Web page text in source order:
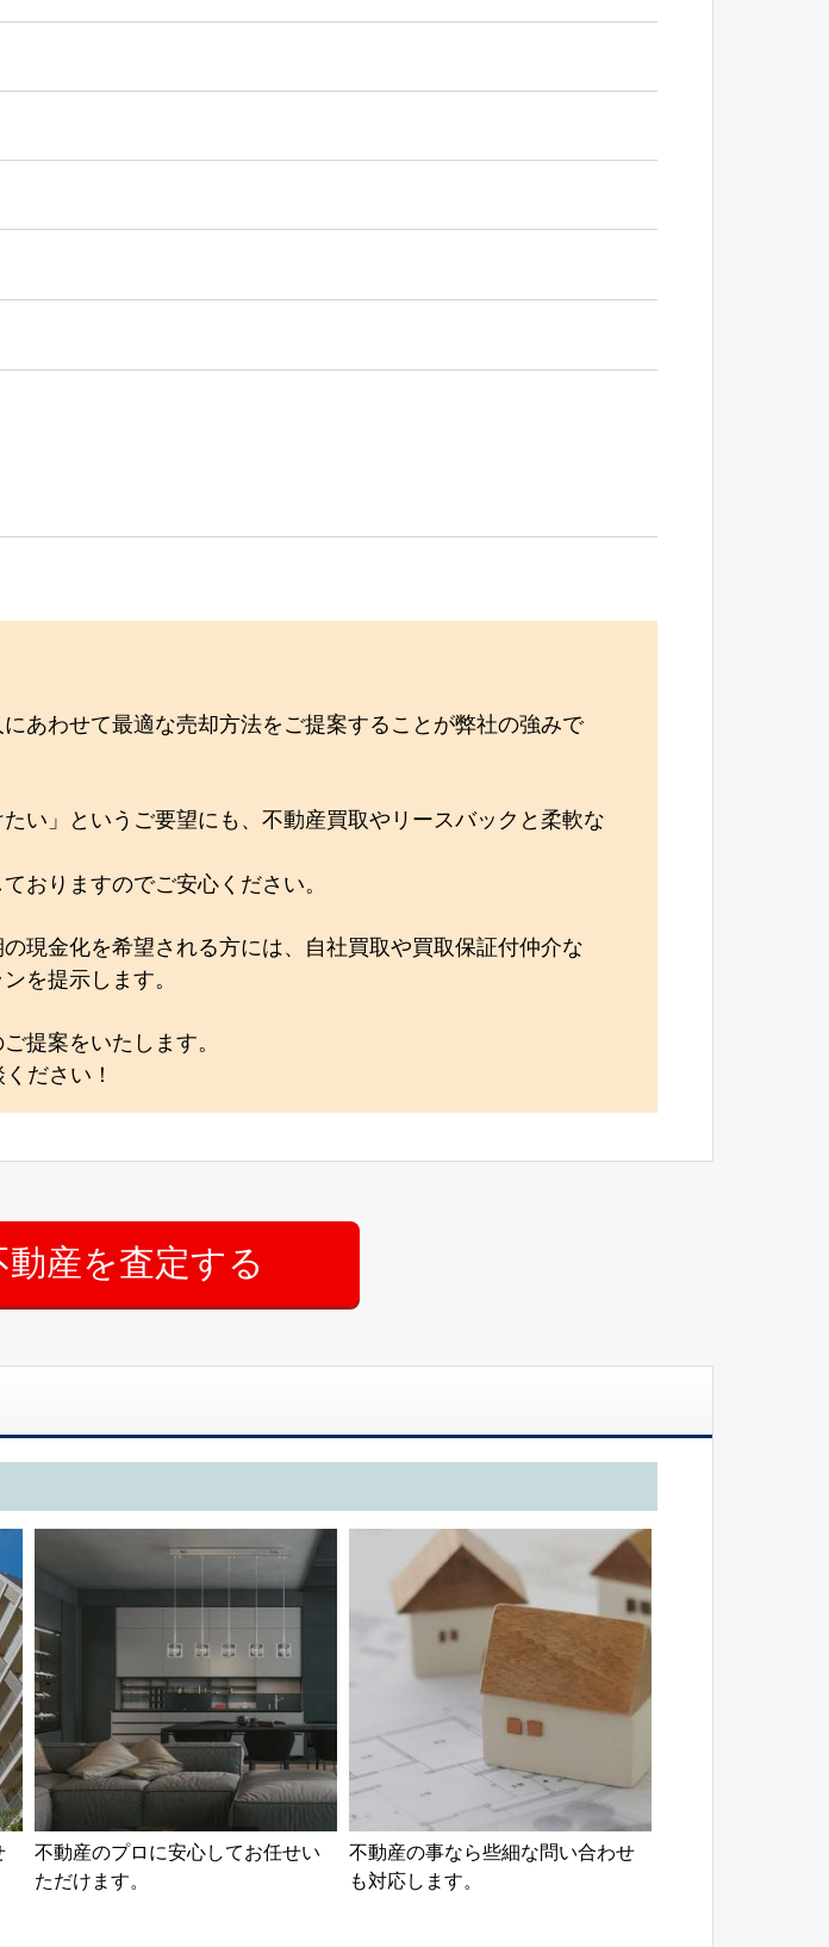
あわせて最適な売却方法をご提案することが弊社の強みで
い」というご要望にも、不動産買取やリースバックと柔軟な
おりますのでご安心ください。
現金化を希望される方には、自社買取や買取保証付仲介な
を提示します。
提案をいたします。
ださい！
不動産のプロに安心してお任せい
ただけます。
不動産の事なら些細な問い合わせ